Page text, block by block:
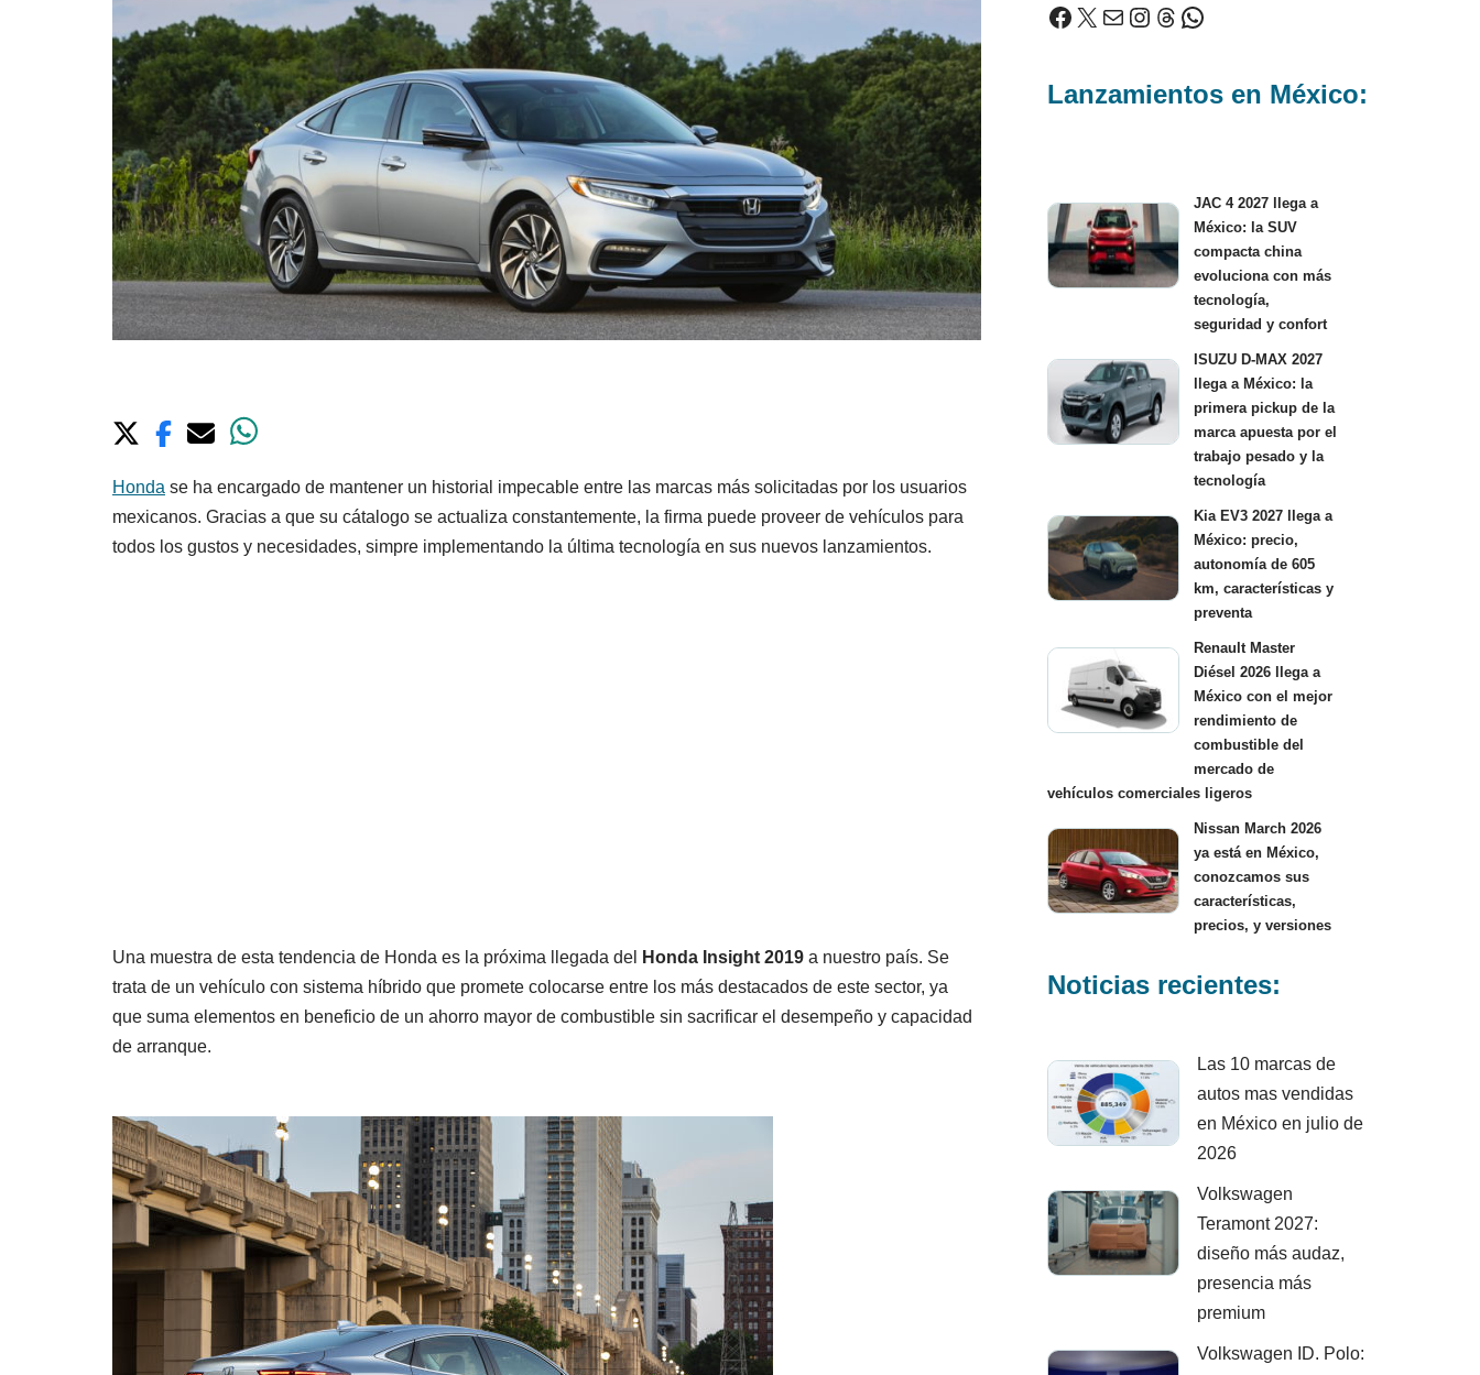
Honda se ha encargado de mantener un historial impecable entre las marcas más solicitadas por los usuarios
mexicanos. Gracias a que su cátalogo se actualiza constantemente, la firma puede proveer de vehículos para
todos los gustos y necesidades, simpre implementando la última tecnología en sus nuevos lanzamientos.
Una muestra de esta tendencia de Honda es la próxima llegada del Honda Insight 2019 a nuestro país. Se
trata de un vehículo con sistema híbrido que promete colocarse entre los más destacados de este sector, ya
que suma elementos en beneficio de un ahorro mayor de combustible sin sacrificar el desempeño y capacidad
de arranque.
Lanzamientos en México:
JAC 4 2027 llega a
México: la SUV
compacta china
evoluciona con más
tecnología,
seguridad y confort
ISUZU D-MAX 2027
llega a México: la
primera pickup de la
marca apuesta por el
trabajo pesado y la
tecnología
Kia EV3 2027 llega a
México: precio,
autonomía de 605
km, características y
preventa
Renault Master
Diésel 2026 llega a
México con el mejor
rendimiento de
combustible del
mercado de
vehículos comerciales ligeros
Nissan March 2026
ya está en México,
conozcamos sus
características,
precios, y versiones
Noticias recientes:
Las 10 marcas de
autos mas vendidas
en México en julio de
2026
Volkswagen
Teramont 2027:
diseño más audaz,
presencia más
premium
Volkswagen ID. Polo: